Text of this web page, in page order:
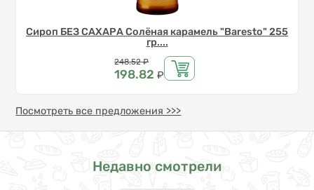
Сироп БЕЗ САХАРА Солёная карамель "Baresto" 255
гр....
Цена
248.52 ₽
198.82 ₽
Посмотреть все предложения >>>
Недавно смотрели